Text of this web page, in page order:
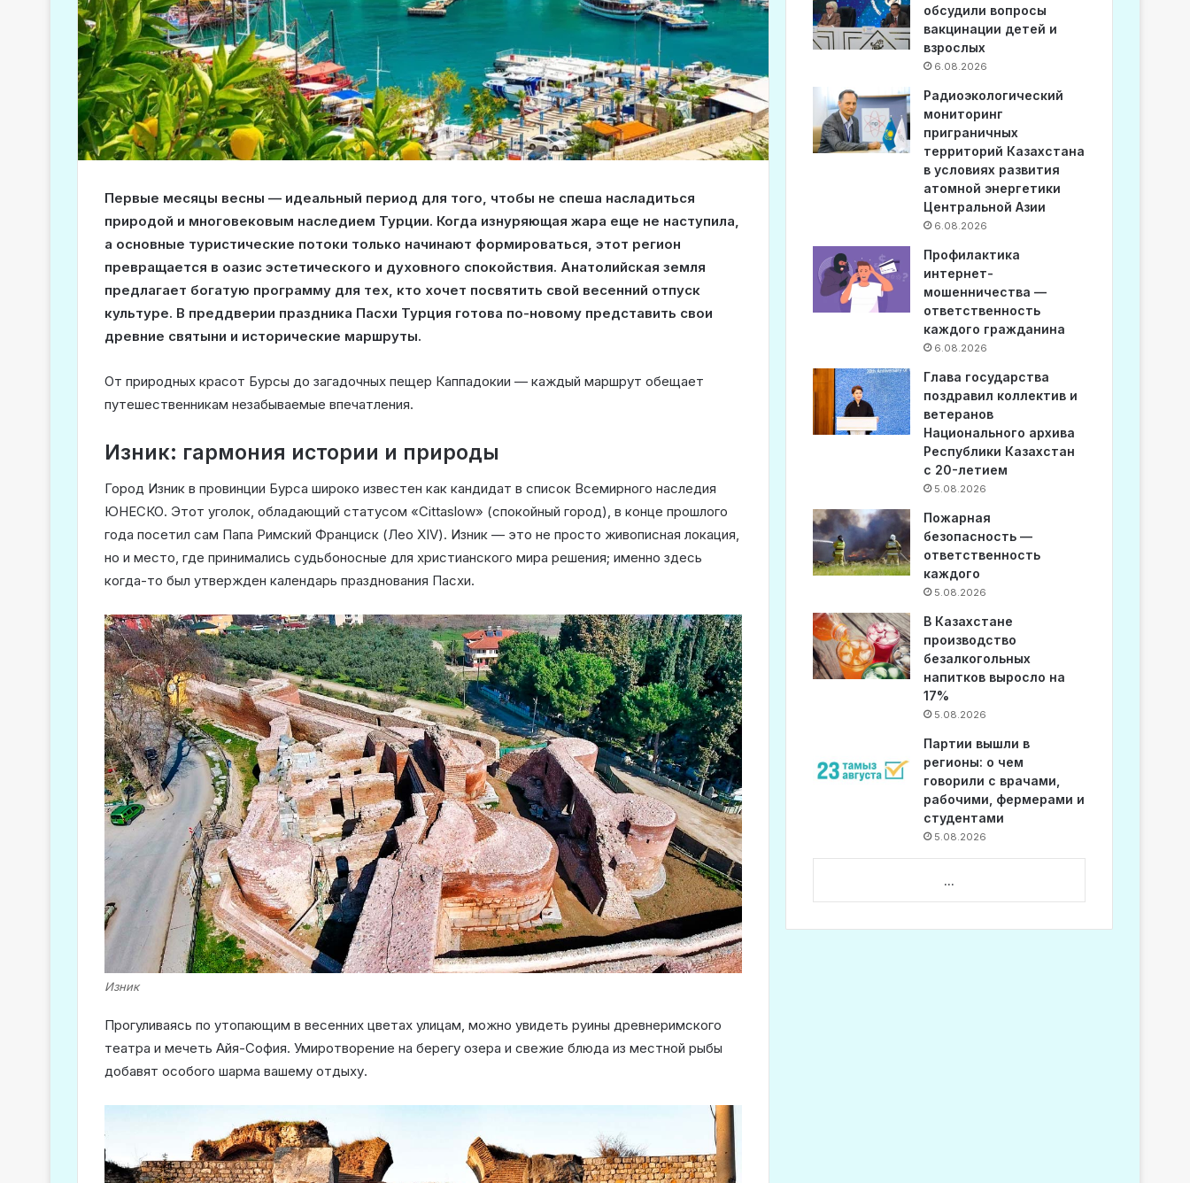
Первые месяцы весны — идеальный период для того, чтобы не спеша насладиться
природой и многовековым наследием Турции. Когда изнуряющая жара еще не наступила,
а основные туристические потоки только начинают формироваться, этот регион
превращается в оазис эстетического и духовного спокойствия. Анатолийская земля
предлагает богатую программу для тех, кто хочет посвятить свой весенний отпуск
культуре. В преддверии праздника Пасхи Турция готова по-новому представить свои
древние святыни и исторические маршруты.
От природных красот Бурсы до загадочных пещер Каппадокии — каждый маршрут обещает
путешественникам незабываемые впечатления.
Изник: гармония истории и природы
Город Изник в провинции Бурса широко известен как кандидат в список Всемирного наследия
ЮНЕСКО. Этот уголок, обладающий статусом «Cittaslow» (спокойный город), в конце прошлого
года посетил сам Папа Римский Франциск (Лео XIV). Изник — это не просто живописная локация,
но и место, где принимались судьбоносные для христианского мира решения; именно здесь
когда-то был утвержден календарь празднования Пасхи.
Изник
Прогуливаясь по утопающим в весенних цветах улицам, можно увидеть руины древнеримского
театра и мечеть Айя-София. Умиротворение на берегу озера и свежие блюда из местной рыбы
добавят особого шарма вашему отдыху.
обсудили вопросы
вакцинации детей и
взрослых
6.08.2026
Радиоэкологический
мониторинг
приграничных
территорий Казахстана
в условиях развития
атомной энергетики
Центральной Азии
6.08.2026
Профилактика
интернет-
мошенничества —
ответственность
каждого гражданина
6.08.2026
Глава государства
поздравил коллектив и
ветеранов
Национального архива
Республики Казахстан
с 20-летием
5.08.2026
Пожарная
безопасность —
ответственность
каждого
5.08.2026
В Казахстане
производство
безалкогольных
напитков выросло на
17%
5.08.2026
Партии вышли в
регионы: о чем
говорили с врачами,
рабочими, фермерами и
студентами
5.08.2026
...